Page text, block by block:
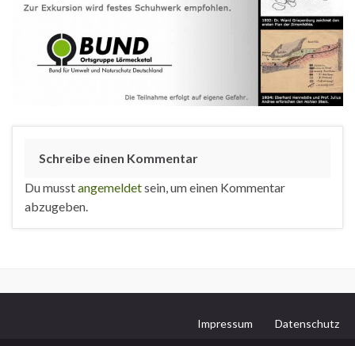
Schreibe einen Kommentar
Du musstangemeldetsein, um einen Kommentar
abzugeben.
Impressum Datenschutz